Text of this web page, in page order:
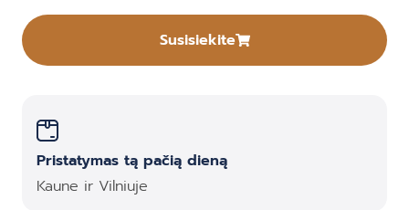
Susisiekite
Pristatymas tą pačią dieną
Kaune ir Vilniuje